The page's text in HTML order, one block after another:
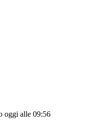
oggi alle 09:56